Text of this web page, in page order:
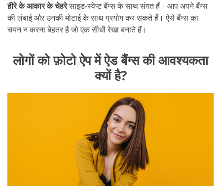
हीरे के आकार के चेहरेसाइड-स्वेप्ट बैंग्स के साथ संगत हैं। आप अपने बैंग्स
की लंबाई और उनकी मोटाई के साथ प्रयोग कर सकते हैं। ऐसे बैंग्स का
चयन न करना बेहतर है जो एक सीधी रेखा बनाते हैं।
लोगों को फ़ोटो ऐप में ऐड बैंग्स की आवश्यकता
क्यों है?